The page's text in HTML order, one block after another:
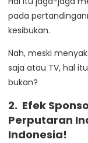
pada
kesibukan.
Nah, meski
saja atau TV, hal
bukan?
2. Efek
Perputaran
Indonesia!